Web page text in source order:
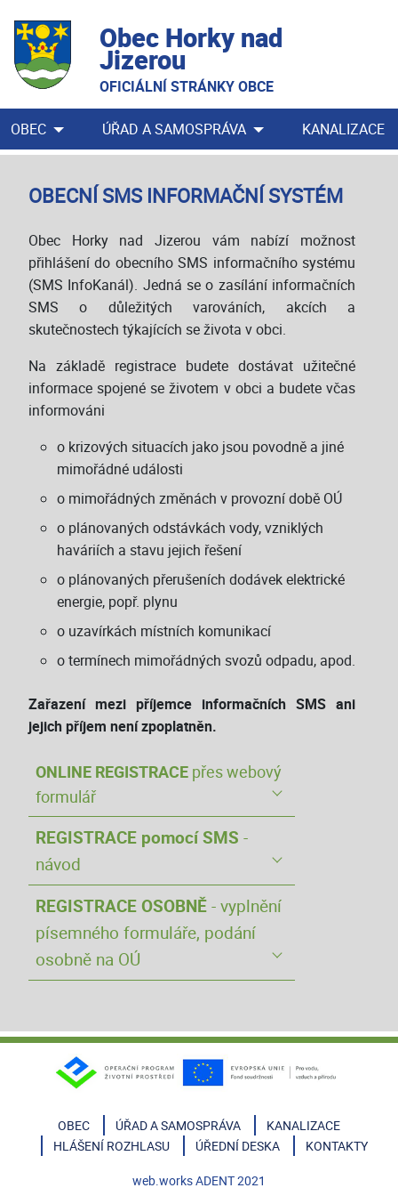
Obec Horky nad
Jizerou
OFICIÁLNÍ STRÁNKY OBCE
OBEC ÚŘAD A SAMOSPRÁVA KANALIZACE
OBECNÍ SMS INFORMAČNÍ SYSTÉM
Obec Horky nad Jizerou vám nabízí možnost
přihlášení do obecního SMS informačního systému
(SMS InfoKanál). Jedná se o zasílání informačních
SMS o důležitých varováních, akcích a
skutečnostech týkajících se života v obci.
Na základě registrace budete dostávat užitečné
informace spojené se životem v obci a budete včas
informováni
o krizových situacích jako jsou povodně a jiné
mimořádné události
o mimořádných změnách v provozní době OÚ
o plánovaných odstávkách vody, vzniklých
haváriích a stavu jejich řešení
o plánovaných přerušeních dodávek elektrické
energie, popř. plynu
o uzavírkách místních komunikací
o termínech mimořádných svozů odpadu, apod.
Zařazení mezi příjemce informačních SMS ani
jejich příjem není zpoplatněn.
ONLINE REGISTRACE přes webový
formulář
REGISTRACE pomocí SMS -
návod
REGISTRACE OSOBNĚ- vyplnění
písemného formuláře, podání
osobně na OÚ
OBEC ÚŘAD A SAMOSPRÁVA
KANALIZACE
HLÁŠENÍ ROZHLASU
ÚŘEDNÍ DESKA KONTAKTY
web.worksADENT2021